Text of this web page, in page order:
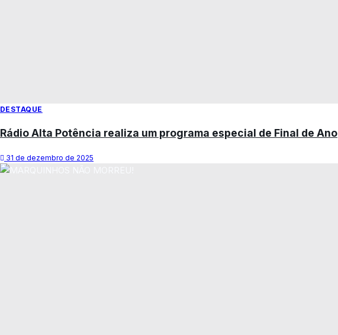
DESTAQUE
Rádio Alta Potência realiza um programa especial de Final de Ano
31 de dezembro de 2025